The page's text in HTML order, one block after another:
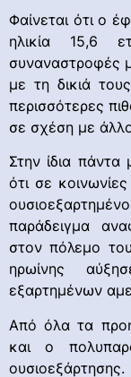
Φαίνεται ότι ο
ηλικία 15,6
συναναστροφές
με τη δικιά
περισσότερες
σε σχέση με
Στην ίδια πάντα
ότι σε
παράδειγμα
στον πόλεμο
ηρωίνης
εξαρτημένων
Από όλα τα
και ο